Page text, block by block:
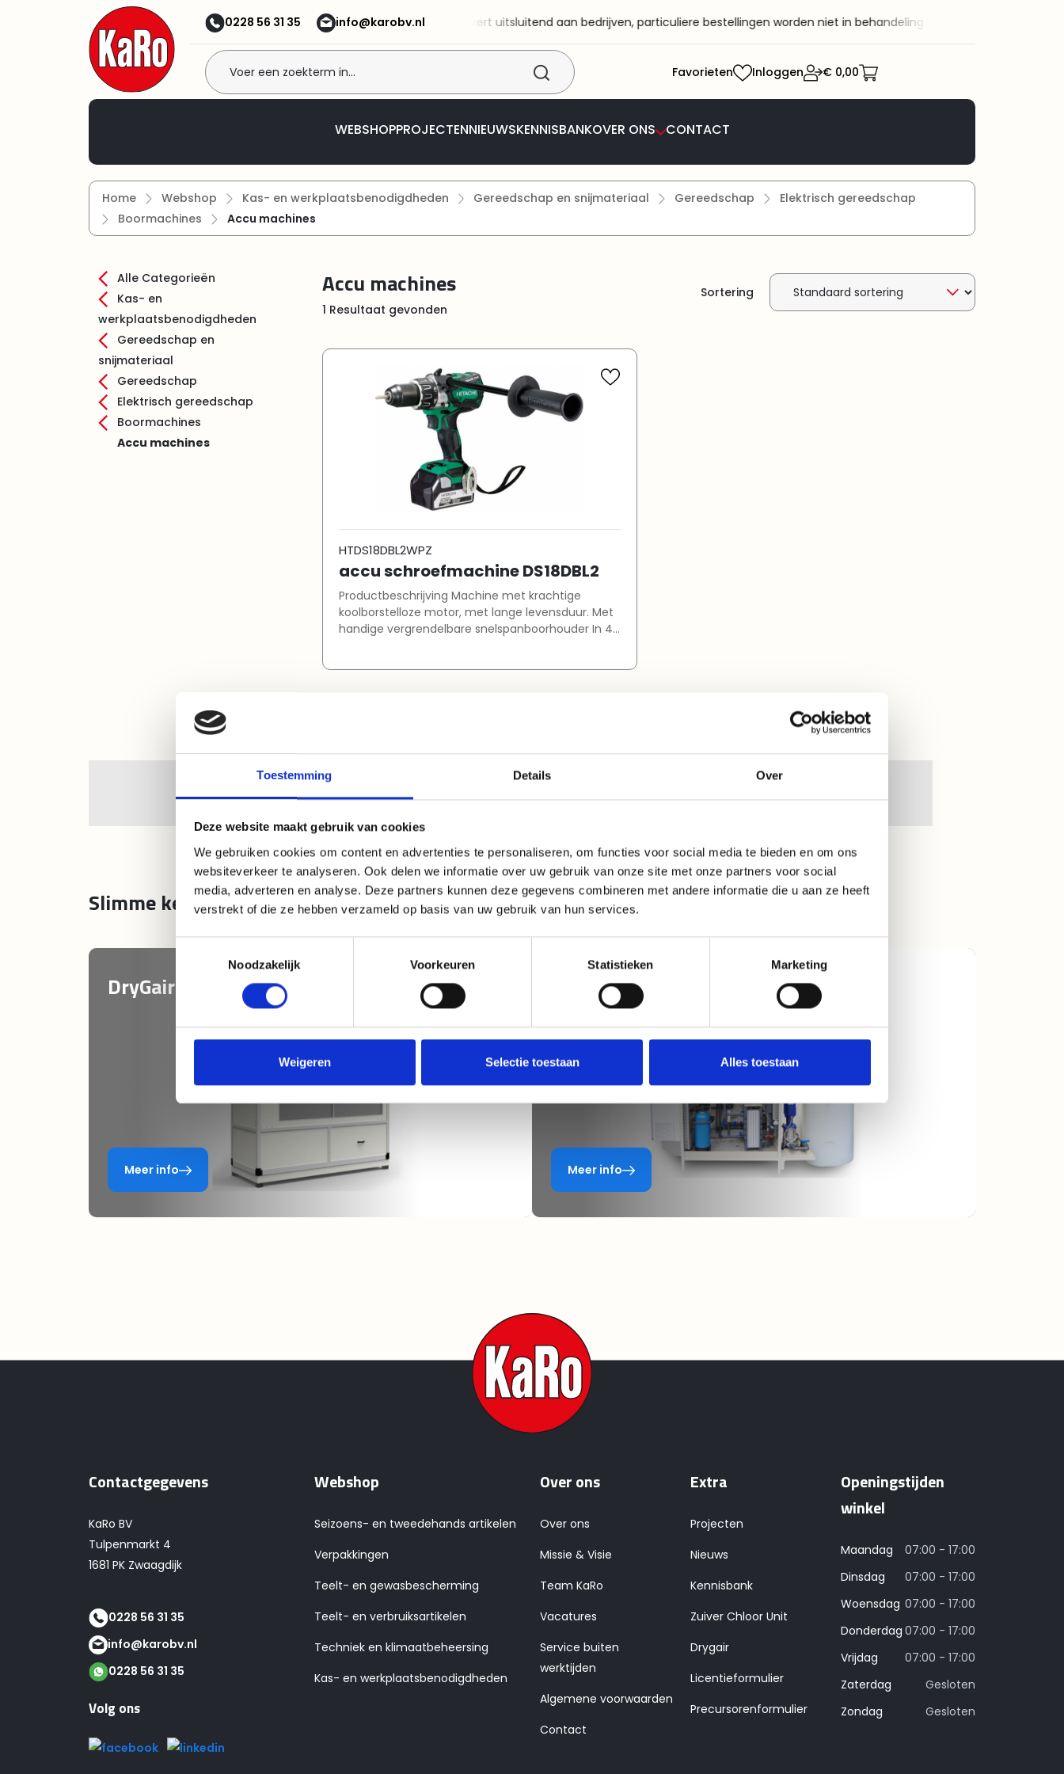
Toestemming Details Over
Deze website maakt gebruik van cookies
We gebruiken cookies om content en advertenties te personaliseren, om functies voor social media te bieden en om ons
websiteverkeer te analyseren. Ook delen we informatie over uw gebruik van onze site met onze partners voor social
media, adverteren en analyse. Deze partners kunnen deze gegevens combineren met andere informatie die u aan ze heeft
verstrekt of die ze hebben verzameld op basis van uw gebruik van hun services.
Toestemmingsselectie
Noodzakelijk
Voorkeuren Statistieken Marketing
Weigeren Selectie toestaan Alles toestaan
de hoofdinhoud
Ga naar de zoekopdracht
Ga naar de hoofdnavigatie 0228 56 31 35 info@karobv.nl
Welkom bij KaRo BV! KaRo BV levert uitsluitend aan bedrijven, particuliere bestellingen worden niet in behandeling genomen.
Favorieten Inloggen € 0,00
WEBSHOPPROJECTENNIEUWSKENNISBANKOVER ONS CONTACT
Home Webshop Kas- en werkplaatsbenodigdheden Gereedschap en snijmateriaal Gereedschap
Elektrisch gereedschap
Boormachines
Accu machines
Alle Categorieën
Kas- en
werkplaatsbenodigdheden
Gereedschap en
snijmateriaal
Gereedschap
Elektrisch gereedschap
Boormachines
Accu machines
Accu machines
1 Resultaat gevonden
Sortering
HTDS18DBL2WPZ
accu schroefmachine DS18DBL2
Productbeschrijving Machine met krachtige
koolborstelloze motor, met lange levensduur. Met
handige vergrendelbare snelspanboorhouder In 4
Slimme keuzes voor optimaal resultaat!
DryGair
Meer info
Zuiver Chloor Unit
Meer info
Contactgegevens
KaRo BV
Tulpenmarkt 4
1681 PK Zwaagdijk
0228 56 31 35
info@karobv.nl
0228 56 31 35
Volg ons
Webshop
Seizoens- en tweedehands artikelen
Verpakkingen
Teelt- en gewasbescherming
Teelt- en verbruiksartikelen
Techniek en klimaatbeheersing
Kas- en werkplaatsbenodigdheden
Over ons
Over ons
Missie & Visie
Team KaRo
Vacatures
Service buiten
werktijden
Algemene voorwaarden
Contact
Extra
Projecten
Nieuws
Kennisbank
Zuiver Chloor Unit
Drygair
Licentieformulier
Precursorenformulier
Openingstijden
winkel
Maandag
07:00 - 17:00
Dinsdag
07:00 - 17:00
Woensdag 07:00 - 17:00
Donderdag 07:00 - 17:00
Vrijdag
07:00 - 17:00
Zaterdag
Gesloten
Zondag
Gesloten